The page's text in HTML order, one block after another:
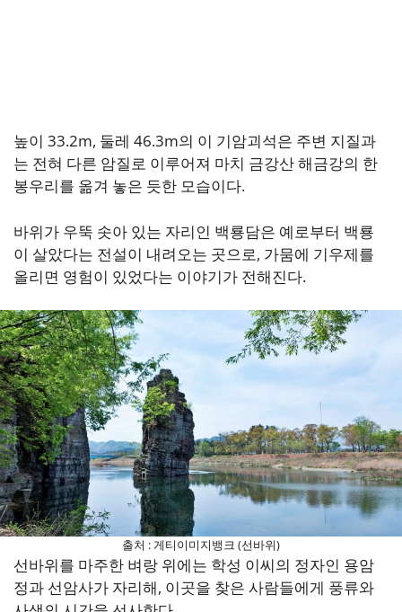
높이 33.2m, 둘레 46.3m의 이 기암괴석은 주변 지질과
는 전혀 다른 암질로 이루어져 마치 금강산 해금강의 한
봉우리를 옮겨 놓은 듯한 모습이다.
바위가 우뚝 솟아 있는 자리인 백룡담은 예로부터 백룡
이 살았다는 전설이 내려오는 곳으로, 가뭄에 기우제를
올리면 영험이 있었다는 이야기가 전해진다.
출처 : 게티이미지뱅크 (선바위)
선바위를 마주한 벼랑 위에는 학성 이씨의 정자인 용암
정과 선암사가 자리해, 이곳을 찾은 사람들에게 풍류와